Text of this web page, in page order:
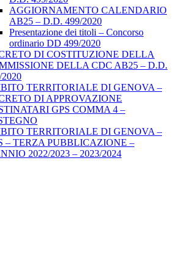
AGGIORNAMENTO CALENDARIO
AB25 – D.D. 499/2020
Presentazione dei titoli – Concorso
ordinario DD 499/2020
DI COSTITUZIONE DELLA
DELLA CDC AB25 – D.D.
TERRITORIALE DI GENOVA –
DI APPROVAZIONE
GPS COMMA 4 –
TERRITORIALE DI GENOVA –
– TERZA PUBBLICAZIONE –
2022/2023 – 2023/2024